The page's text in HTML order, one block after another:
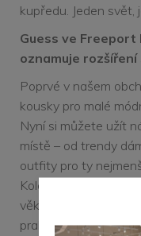
kupředu. Jeden svět,
Guess ve
oznamuje
Poprvé v našem
kousky pro malé
Nyní si můžete užít
místě – od trendy
outfity pro ty
Kolekce nabízí široký
věkových kategorií,
praktičnost. Přijďte